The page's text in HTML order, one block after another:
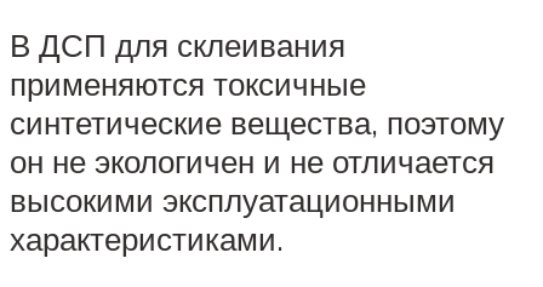
В ДСП для склеивания
применяются токсичные
синтетические вещества, поэтому
он не экологичен и не отличается
высокими эксплуатационными
характеристиками.